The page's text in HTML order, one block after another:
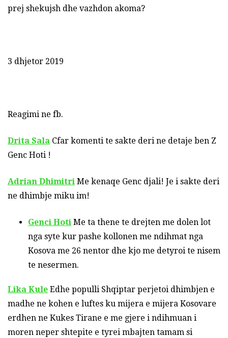
prej shekujsh dhe vazhdon akoma?
3 dhjetor 2019
Reagimi ne fb.
Drita Sala Cfar komenti te sakte deri ne detaje ben Z
Genc Hoti !
Adrian Dhimitri Me kenaqe Genc djali! Je i sakte deri
ne dhimbje miku im!
Genci Hoti Me ta thene te drejten me dolen lot
nga syte kur pashe kollonen me ndihmat nga
Kosova me 26 nentor dhe kjo me detyroi te nisem
te nesermen.
Lika Kule Edhe populli Shqiptar perjetoi dhimbjen e
madhe ne kohen e luftes ku mijera e mijera Kosovare
erdhen ne Kukes Tirane e me gjere i ndihmuan i
moren neper shtepite e tyrei mbajten tamam si